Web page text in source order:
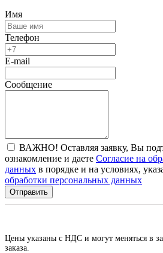
Имя
Телефон
E-mail
Сообщение
ВАЖНО! Оставляя заявку, Вы
ознакомление и даете Согласие на
данных в порядке и на условиях,
обработки персональных данных
Отправить
Цены указаны с НДС и могут меняться в
заказа.